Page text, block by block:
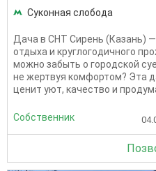
Суконная слобода
Дача в СНТ Сирень (Казань)
отдыха и круглогодичного
можно забыть о городской
не жертвуя комфортом? Эта
ценит уют, качество и
Собственник